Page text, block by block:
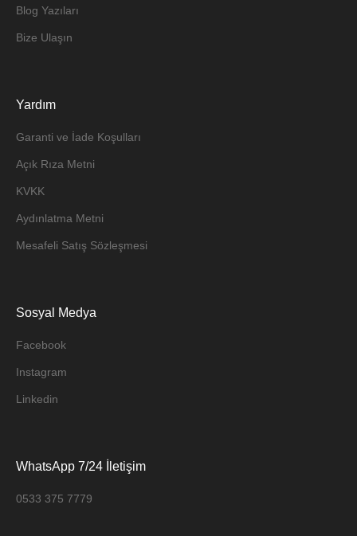
Blog Yazıları
Bize Ulaşın
Yardım
Garanti ve İade Koşulları
Açık Rıza Metni
KVKK
Aydınlatma Metni
Mesafeli Satış Sözleşmesi
Sosyal Medya
Facebook
Instagram
Linkedin
WhatsApp 7/24 İletişim
0533 375 7779